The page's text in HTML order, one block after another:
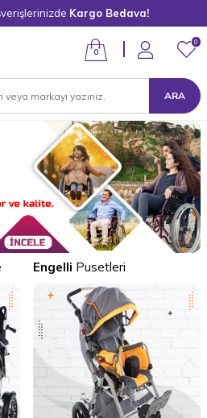
Kargo Bedava!
ARA
0
0
Engelli Pusetleri